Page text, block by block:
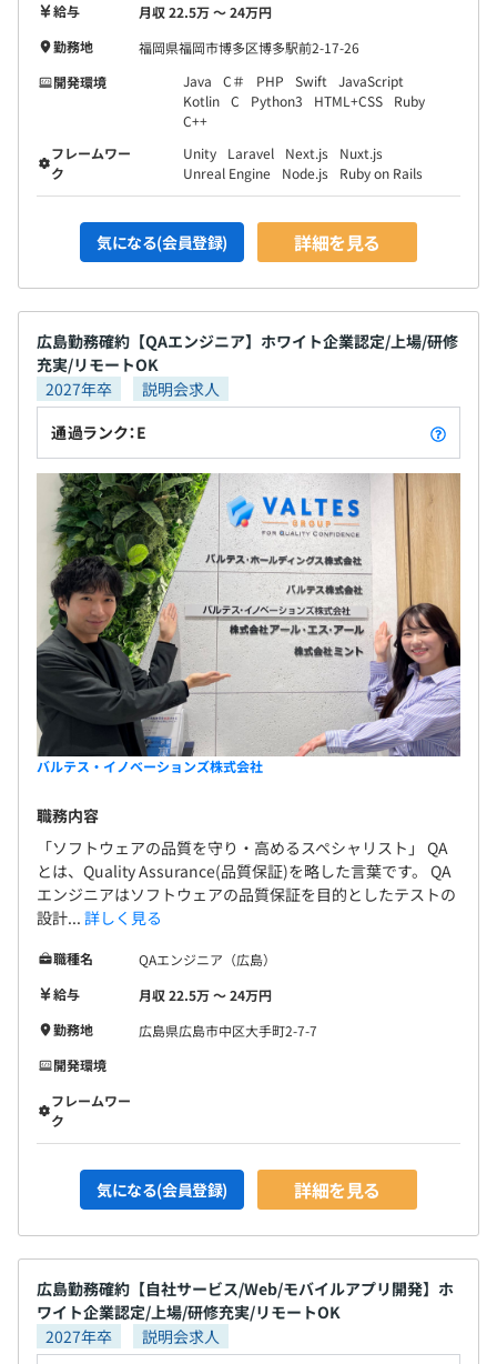
給与
月収 22.5万 〜 24万円
勤務地
福岡県福岡市博多区博多駅前2-17-26
開発環境
Java C＃ PHP Swift
JavaScript
Kotlin C Python3 HTML+CSS
Ruby
C++
フレームワー
ク
Unity Laravel Next.js
Nuxt.js
Unreal Engine
Node.js Ruby on Rails
気になる(会員登録) 詳細を見る
広島勤務確約【QAエンジニア】ホワイト企業認定/上場/研修
充実/リモートOK
2027年卒
説明会求人
通過ランク：E
バルテス・イノベーションズ株式会社
職務内容
「ソフトウェアの品質を守り・高めるスペシャリスト」 QA
とは、Quality Assurance(品質保証)を略した言葉です。 QA
エンジニアはソフトウェアの品質保証を目的としたテストの
設計... 詳しく見る
職種名
QAエンジニア（広島）
給与
月収 22.5万 〜 24万円
勤務地
広島県広島市中区大手町2-7-7
開発環境
フレームワー
ク
気になる(会員登録) 詳細を見る
広島勤務確約【自社サービス/Web/モバイルアプリ開発】ホ
ワイト企業認定/上場/研修充実/リモートOK
2027年卒
説明会求人